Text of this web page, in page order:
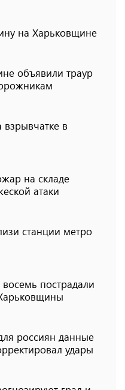
на Харьковщине
объявили траур
в
на складе
атаки
станции метро
пострадали
россиян данные
удары